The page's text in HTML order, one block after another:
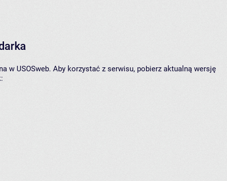
w USOSweb. Aby korzystać z serwisu, pobierz aktualną wersję